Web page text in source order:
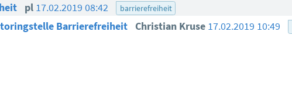
pl 17.02.2019 08:42 barrierefreiheit
Barrierefreiheit Christian Kruse 17.02.2019 10:49